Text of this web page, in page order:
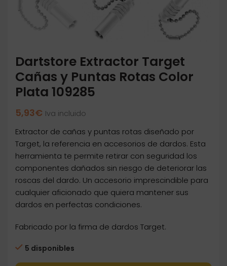
Dartstore Extractor Target
Cañas y Puntas Rotas Color
Plata 109285
5,93€ Iva incluido
Extractor de cañas y puntas rotas diseñado por
Target, la referencia en accesorios de dardos. Esta
herramienta te permite retirar con seguridad los
componentes dañados sin riesgo de deteriorar las
roscas del dardo. Un accesorio imprescindible para
cualquier aficionado que quiera mantener sus
dardos en perfectas condiciones.
Fabricado por la firma de dardos Target.
5 disponibles